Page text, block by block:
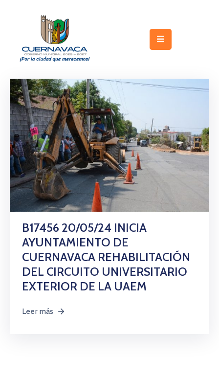
Gobierno
Turismo
Trámites
y
Servicios
Licitaciones
Transparencia
Directorio
B17456 20/05/24 INICIA
AYUNTAMIENTO DE
CUERNAVACA REHABILITACIÓN
DEL CIRCUITO UNIVERSITARIO
EXTERIOR DE LA UAEM
Leer más